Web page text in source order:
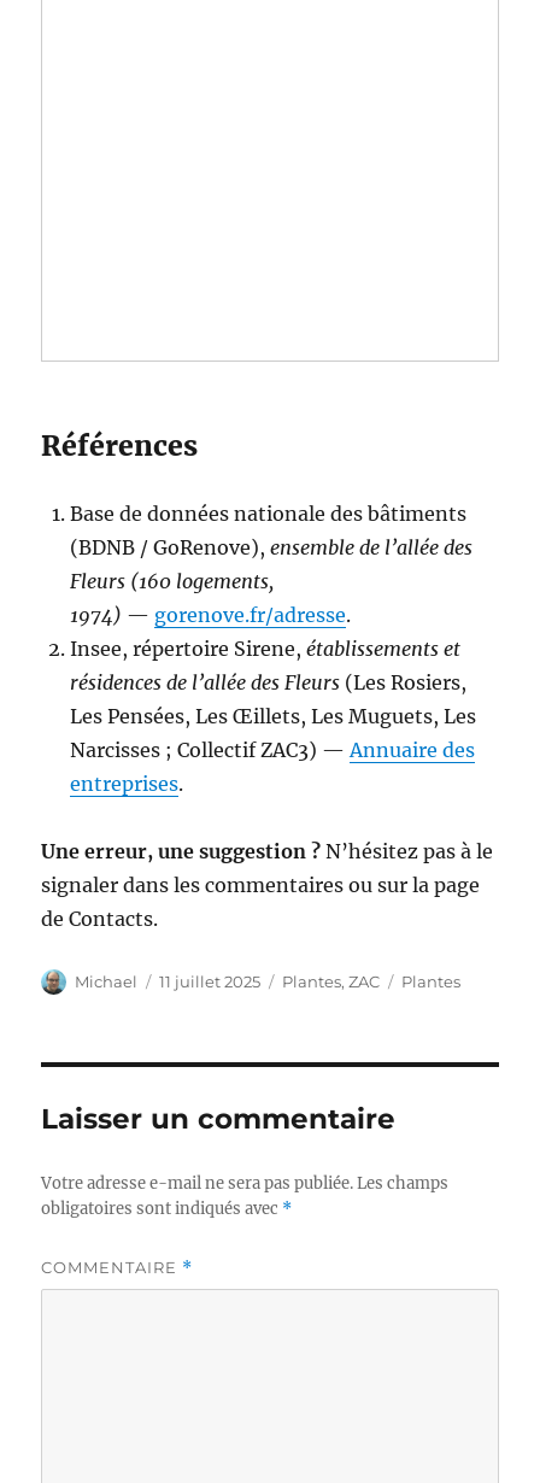
Références
Base de données nationale des bâtiments
(BDNB / GoRenove),ensemble de l’allée des
Fleurs (160 logements,
1974) — gorenove.fr/adresse.
Insee, répertoire Sirene,établissements et
résidences de l’allée des Fleurs (Les Rosiers,
Les Pensées, Les Œillets, Les Muguets, Les
Narcisses ; Collectif ZAC3) — Annuaire des
entreprises.
Une erreur, une suggestion ? N’hésitez pas à le
signaler dans les commentaires ou sur la page
de Contacts.
Auteur
Michael
Publié
11 juillet 2025 Catégories
Plantes,ZAC Étiquettes
Plantes
Laisser un commentaire
Votre adresse e-mail ne sera pas publiée. Les champs
obligatoires sont indiqués avec *
COMMENTAIRE *